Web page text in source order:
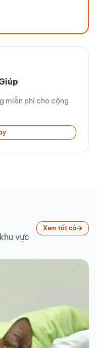
miễn phí cho cộng
vực
Xem tất cả